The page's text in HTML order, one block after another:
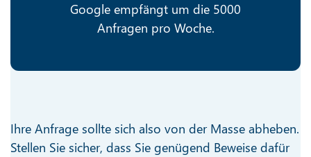
Google empfängt um die 5000
Anfragen pro Woche.
Ihre Anfrage sollte sich also von der Masse abheben.
Stellen Sie sicher, dass Sie genügend Beweise dafür